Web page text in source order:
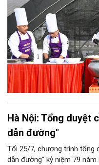
Hà Nội: Tổng duyệt
dẫn đường"
Tối 25/7, chương trình tổng
dẫn đường" kỷ niệm 79